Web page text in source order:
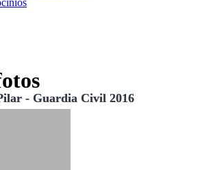
- Guardia Civil 2016